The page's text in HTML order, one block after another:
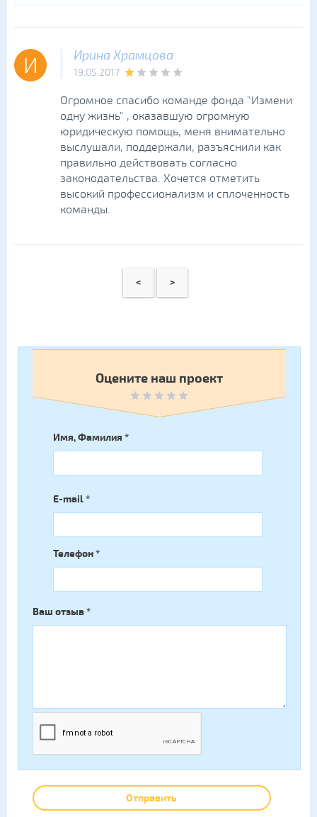
И Ирина Храмцова
19.05.2017
Огромное спасибо команде фонда "Измени
одну жизнь" , оказавшую огромную
юридическую помощь, меня внимательно
выслушали, поддержали, разъяснили как
правильно действовать согласно
законодательства. Хочется отметить
высокий профессионализм и сплоченность
команды.
< >
Оцените наш проект
Имя, Фамилия *
E-mail*
Телефон*
Ваш отзыв*
Отправить